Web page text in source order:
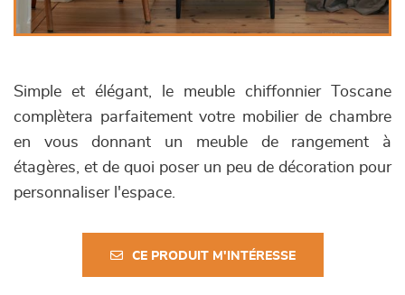
Simple et élégant, le meuble chiffonnier Toscane
complètera parfaitement votre mobilier de chambre
en vous donnant un meuble de rangement à
étagères, et de quoi poser un peu de décoration pour
personnaliser l'espace.
CE PRODUIT M'INTÉRESSE